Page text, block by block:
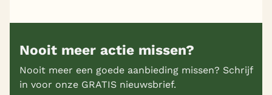
Nooit meer actie missen?
Nooit meer een goede aanbieding missen? Schrijf
in voor onze GRATIS nieuwsbrief.